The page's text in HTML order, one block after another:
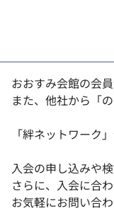
おおすみ会館の会
また、他社から「
「絆ネットワーク
入会の申し込みや
さらに、入会に合
お気軽にお問い合